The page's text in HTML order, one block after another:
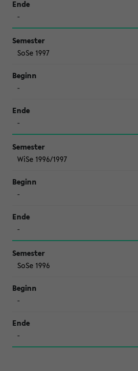
-
SoSe 1997
-
-
WiSe 1996/1997
-
-
SoSe 1996
-
-